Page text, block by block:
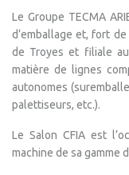
Le Groupe TECMA
d’emballage et, fort
de Troyes et filiale
matière de lignes
autonomes
palettiseurs, etc.).
Le Salon CFIA est
machine de sa gamme